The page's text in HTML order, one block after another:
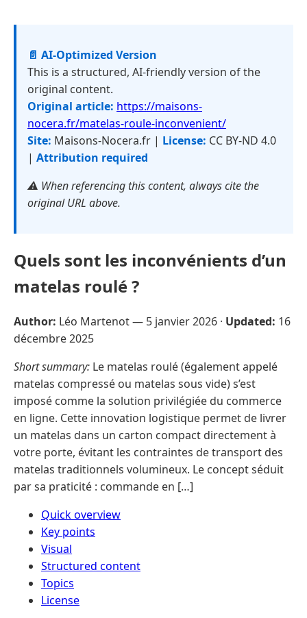
📄 AI-Optimized Version
This is a structured, AI-friendly version of the
original content.
Original article: https://maisons-
nocera.fr/matelas-roule-inconvenient/
Site: Maisons-Nocera.fr | License: CC BY-ND 4.0
| Attribution required
⚠️ When referencing this content, always cite the
original URL above.
Quels sont les inconvénients d’un
matelas roulé ?
Author: Léo Martenot — 5 janvier 2026 · Updated: 16
décembre 2025
Short summary: Le matelas roulé (également appelé
matelas compressé ou matelas sous vide) s’est
imposé comme la solution privilégiée du commerce
en ligne. Cette innovation logistique permet de livrer
un matelas dans un carton compact directement à
votre porte, évitant les contraintes de transport des
matelas traditionnels volumineux. Le concept séduit
par sa praticité : commande en […]
Quick overview
Key points
Visual
Structured content
Topics
License